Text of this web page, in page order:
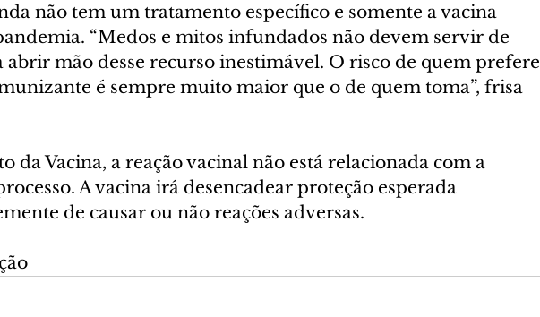
não tem um tratamento específico e somente a vacina
“Medos e mitos infundados não devem servir de
abrir mão desse recurso inestimável. O risco de quem prefere
é sempre muito maior que o de quem toma”, frisa
da Vacina, a reação vacinal não está relacionada com a
A vacina irá desencadear proteção esperada
de causar ou não reações adversas.